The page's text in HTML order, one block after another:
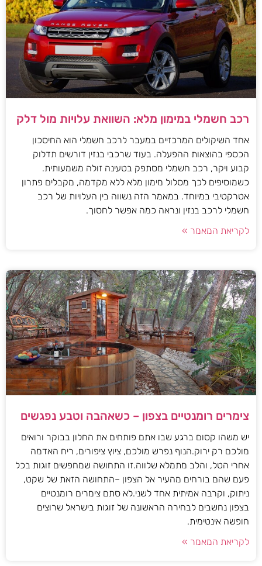
רכב חשמלי במימון מלא: השוואת עלויות מול דלק
אחד השיקולים המרכזיים במעבר לרכב חשמלי הוא החיסכון
הכספי בהוצאות ההפעלה. בעוד שרכבי בנזין דורשים תדלוק
קבוע ויקר, רכב חשמלי מסתפק בטעינה זולה משמעותית.
כשמוסיפים לכך מסלול מימון מלא ללא מקדמה, מקבלים פתרון
אטרקטיבי במיוחד. במאמר הזה נשווה בין העלויות של רכב
חשמלי לרכב בנזין ונראה כמה אפשר לחסוך.
לקריאת המאמר »
צימרים רומנטיים בצפון – כשאהבה וטבע נפגשים
יש משהו קסום ברגע שבו אתם פותחים את החלון בבוקר ורואים
מולכם רק ירוק.הנוף נפרש מולכם, ציוץ ציפורים, ריח האדמה
אחרי הטל, והלב מתמלא שלווה.זו התחושה שמחפשים זוגות בכל
פעם שהם בורחים מהעיר אל הצפון –התחושה הזאת של שקט,
ניתוק, וקרבה אמיתית אחד לשני.לא סתם צימרים רומנטיים
בצפון נחשבים לבחירה הראשונה של זוגות בישראל שרוצים
חופשה אינטימית.
לקריאת המאמר »